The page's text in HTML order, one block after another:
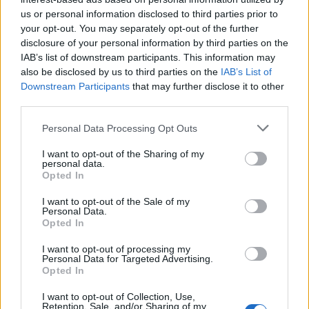
us or personal information disclosed to third parties prior to
your opt-out. You may separately opt-out of the further
disclosure of your personal information by third parties on the
IAB’s list of downstream participants. This information may
also be disclosed by us to third parties on the IAB’s List of
Downstream Participants that may further disclose it to other
Personal Data Processing Opt Outs
I want to opt-out of the Sharing of my
personal data.
Opted In
I want to opt-out of the Sale of my
Personal Data.
Opted In
I want to opt-out of processing my
Personal Data for Targeted Advertising.
Opted In
I want to opt-out of Collection, Use,
Retention, Sale, and/or Sharing of my
18:12
Köztársasági elnök kerestetik
16:05
Mennyit ér az OTP?
15:54
Richter topik
11:27
NEW OPUS GLOBAL
10:45
Humor
Alteo Nyrt.
Panoráma
Opus real.
Trump 2.0
FRISS HÍREK TOVÁBBI HÍREK
Joseph Stiglitz: Trump képmutatóan talált új
ürügyet a vámháborújához